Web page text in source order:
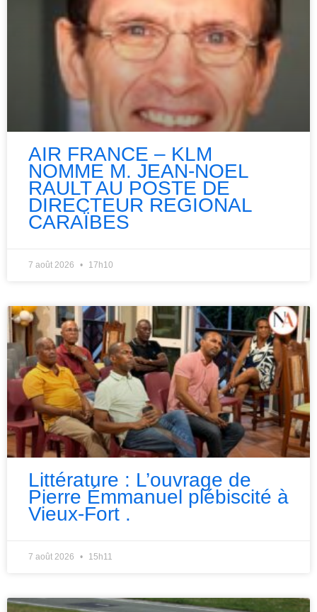
AIR FRANCE – KLM
NOMME M. JEAN-NOEL
RAULT AU POSTE DE
DIRECTEUR REGIONAL
CARAÏBES
7 août 2026 17h10
Littérature : L’ouvrage de
Pierre Émmanuel plébiscité à
Vieux-Fort .
7 août 2026 15h11